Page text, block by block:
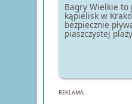
Bagry Wielkie to
kąpielisk w
bezpiecznie
piaszczystej
REKLAMA